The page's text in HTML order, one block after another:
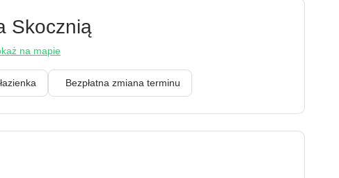
Skocznią
na mapie
łazienka Bezpłatna zmiana terminu